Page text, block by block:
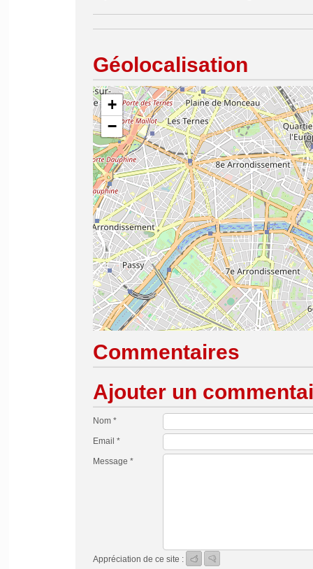
Géolocalisation
+
−
Commentaires
Ajouter un
Nom *
Email *
Message *
Appréciation de ce site :